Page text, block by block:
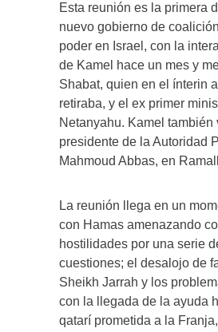
Esta reunión es la primera
nuevo gobierno de
poder en Israel, con la
de Kamel hace un mes y
Shabat, quien en el ínterin
retiraba, y el ex primer
Netanyahu. Kamel también
presidente de la Autoridad
Mahmoud Abbas, en
La reunión llega en un
con Hamas amenazando
hostilidades por una serie
cuestiones; el desalojo de
Sheikh Jarrah y los
con la llegada de la ayuda
qatarí prometida a la